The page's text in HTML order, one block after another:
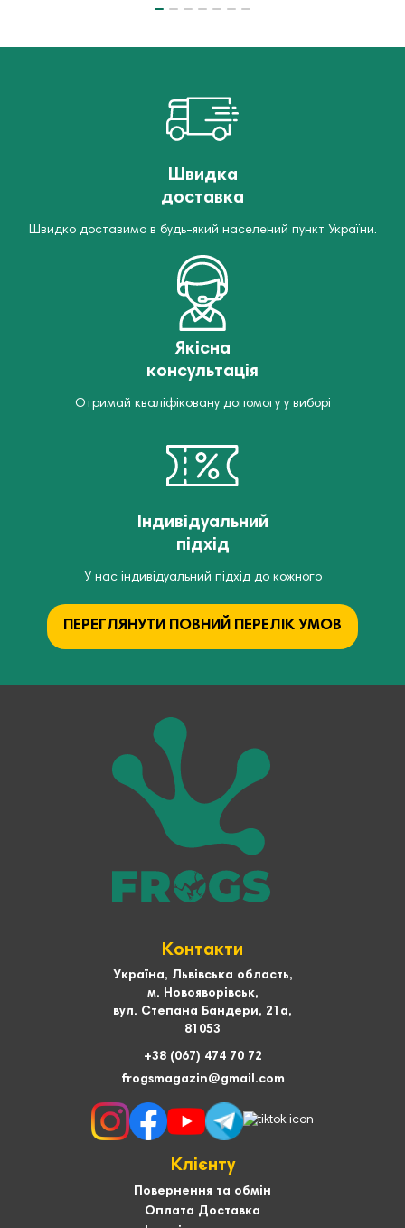
Швидка
доставка
Швидко доставимо в будь-який населений пункт України.
Якісна
консультація
Отримай кваліфіковану допомогу у виборі
Індивідуальний
підхід
У нас індивідуальний підхід до кожного
ПЕРЕГЛЯНУТИ ПОВНИЙ ПЕРЕЛІК УМОВ
Контакти
Україна, Львівська область,
м. Новояворівськ,
вул. Степана Бандери, 21а,
81053
+38 (067) 474 70 72
frogsmagazin@gmail.com
Клієнту
Повернення та обмін
Оплата Доставка